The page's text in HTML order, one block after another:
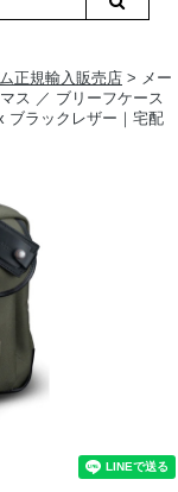
正規輸入販売店 > メー
ス ／ ブリーフケース
ブラックレザー｜宅配